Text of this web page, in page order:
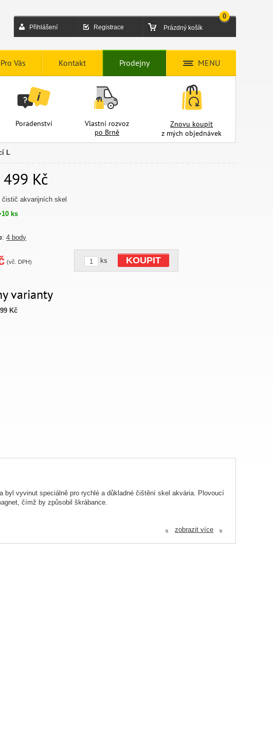
Přihlášení Registrace Prázdný košík
0
Pro Vás Kontakt Prodejny MENU
Poradenství
Vlastní rozvoz
po Brně
Znovu koupit
z mých objednávek
L
Kč
čistič akvarijních skel
ks
:4 body
(vč. DPH) ks KOUPIT
varianty
Kč
vyvinut speciálně pro rychlé a důkladné čištění skel akvária. Plovoucí
čímž by způsobil škrábance.
« zobrazit více «